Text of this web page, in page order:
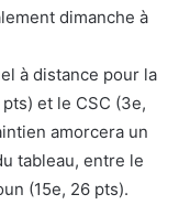
dimanche à
à distance pour la
et le CSC (3e,
amorcera un
tableau, entre le
(15e, 26 pts).